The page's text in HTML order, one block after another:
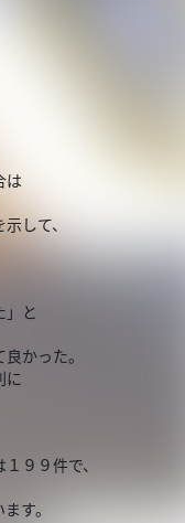
は
して、
」と
かった。
に
９９件で、
す。